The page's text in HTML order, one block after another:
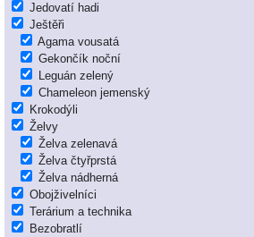
Jedovatí hadi
Ještěři
Agama vousatá
Gekončík noční
Leguán zelený
Chameleon jemenský
Krokodýli
Želvy
Želva zelenavá
Želva čtyřprstá
Želva nádherná
Obojživelníci
Terárium a technika
Bezobratlí